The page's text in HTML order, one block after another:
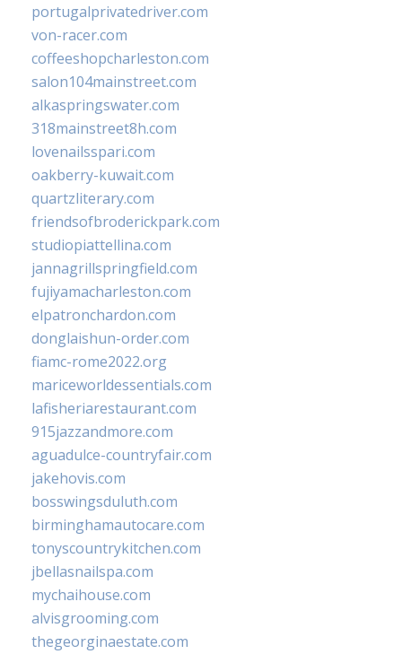
portugalprivatedriver.com
von-racer.com
coffeeshopcharleston.com
salon104mainstreet.com
alkaspringswater.com
318mainstreet8h.com
lovenailsspari.com
oakberry-kuwait.com
quartzliterary.com
friendsofbroderickpark.com
studiopiattellina.com
jannagrillspringfield.com
fujiyamacharleston.com
elpatronchardon.com
donglaishun-order.com
fiamc-rome2022.org
mariceworldessentials.com
lafisheriarestaurant.com
915jazzandmore.com
aguadulce-countryfair.com
jakehovis.com
bosswingsduluth.com
birminghamautocare.com
tonyscountrykitchen.com
jbellasnailspa.com
mychaihouse.com
alvisgrooming.com
thegeorginaestate.com